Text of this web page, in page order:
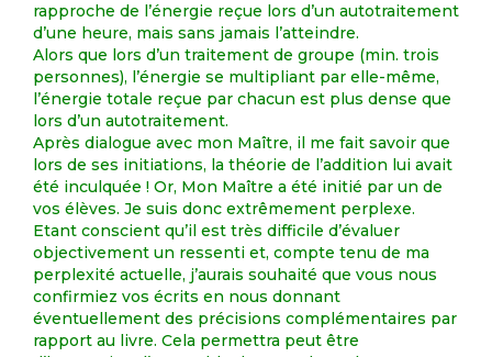
rapproche de l’énergie reçue lors d’un autotraitement
d’une heure, mais sans jamais l’atteindre.
Alors que lors d’un traitement de groupe (min. trois
personnes), l’énergie se multipliant par elle-même,
l’énergie totale reçue par chacun est plus dense que
lors d’un autotraitement.
Après dialogue avec mon Maître, il me fait savoir que
lors de ses initiations, la théorie de l’addition lui avait
été inculquée ! Or, Mon Maître a été initié par un de
vos élèves. Je suis donc extrêmement perplexe.
Etant conscient qu’il est très difficile d’évaluer
objectivement un ressenti et, compte tenu de ma
perplexité actuelle, j’aurais souhaité que vous nous
confirmiez vos écrits en nous donnant
éventuellement des précisions complémentaires par
rapport au livre. Cela permettra peut être